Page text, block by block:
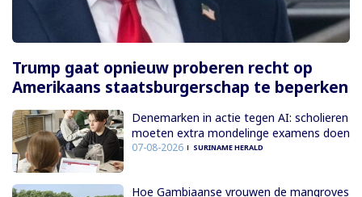
Trump gaat opnieuw proberen recht op
Amerikaans staatsburgerschap te beperken
Denemarken in actie tegen AI: scholieren
moeten extra mondelinge examens doen
07-08-2026 SURINAME HERALD
Hoe Gambiaanse vrouwen de mangroves